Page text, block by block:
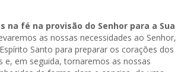
na fé na provisão do Senhor para a Sua
as nossas necessidades ao Senhor,
Santo para preparar os corações dos
e, em seguida, tornaremos as nossas